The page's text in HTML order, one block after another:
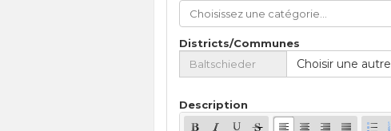
Districts/Communes
Choisir une autre
Description